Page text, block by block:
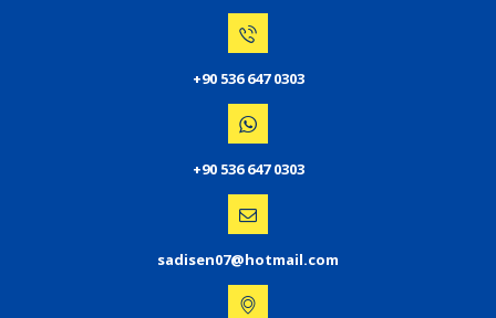
+90 536 647 0303
+90 536 647 0303
sadisen07@hotmail.com